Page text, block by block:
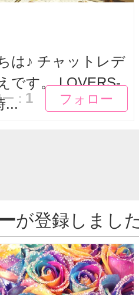
は♪ チャットレデ
です。 LOVERS-
...
フォロー
フォロー
： 1
が登録しまし